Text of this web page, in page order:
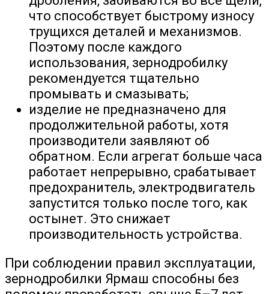
что способствует быстрому износу
трущихся деталей и механизмов.
Поэтому после каждого
использования, зернодробилку
рекомендуется тщательно
промывать и смазывать;
изделие не предназначено для
продолжительной работы, хотя
производители заявляют об
обратном. Если агрегат больше часа
работает непрерывно, срабатывает
предохранитель, электродвигатель
запустится только после того, как
остынет. Это снижает
производительность устройства.
При соблюдении правил эксплуатации,
зернодробилки Ярмаш способны без